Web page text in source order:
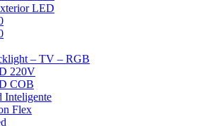
LED
– TV – RGB
220V
COB
Inteligente
Flex